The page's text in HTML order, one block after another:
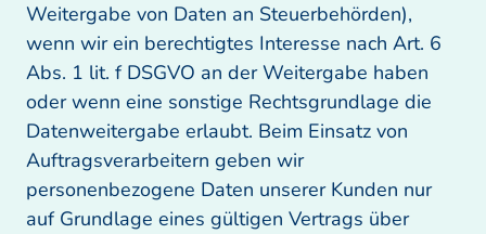
Weitergabe von Daten an Steuerbehörden),
wenn wir ein berechtigtes Interesse nach Art. 6
Abs. 1 lit. f DSGVO an der Weitergabe haben
oder wenn eine sonstige Rechtsgrundlage die
Datenweitergabe erlaubt. Beim Einsatz von
Auftragsverarbeitern geben wir
personenbezogene Daten unserer Kunden nur
auf Grundlage eines gültigen Vertrags über